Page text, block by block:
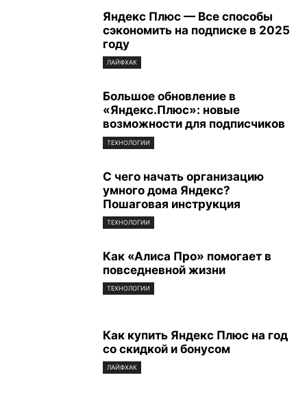
Яндекс Плюс — Все способы
сэкономить на подписке в 2025
году
ЛАЙФХАК
Большое обновление в
«Яндекс.Плюс»: новые
возможности для подписчиков
ТЕХНОЛОГИИ
С чего начать организацию
умного дома Яндекс?
Пошаговая инструкция
ТЕХНОЛОГИИ
Как «Алиса Про» помогает в
повседневной жизни
ТЕХНОЛОГИИ
Как купить Яндекс Плюс на год
со скидкой и бонусом
ЛАЙФХАК